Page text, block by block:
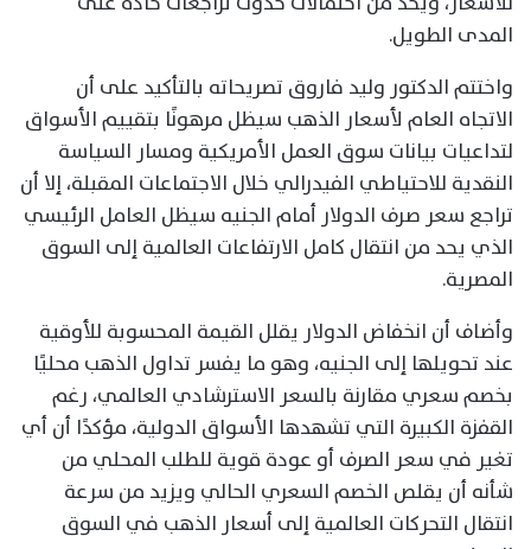
المدى الطويل.
واختتم الدكتور وليد فاروق تصريحاته بالتأكيد على أن
الاتجاه العام لأسعار الذهب سيظل مرهونًا بتقييم الأسواق
لتداعيات بيانات سوق العمل الأمريكية ومسار السياسة
النقدية للاحتياطي الفيدرالي خلال الاجتماعات المقبلة، إلا أن
تراجع سعر صرف الدولار أمام الجنيه سيظل العامل الرئيسي
الذي يحد من انتقال كامل الارتفاعات العالمية إلى السوق
المصرية.
وأضاف أن انخفاض الدولار يقلل القيمة المحسوبة للأوقية
عند تحويلها إلى الجنيه، وهو ما يفسر تداول الذهب محليًا
بخصم سعري مقارنة بالسعر الاسترشادي العالمي، رغم
القفزة الكبيرة التي تشهدها الأسواق الدولية، مؤكدًا أن أي
تغير في سعر الصرف أو عودة قوية للطلب المحلي من
شأنه أن يقلص الخصم السعري الحالي ويزيد من سرعة
انتقال التحركات العالمية إلى أسعار الذهب في السوق